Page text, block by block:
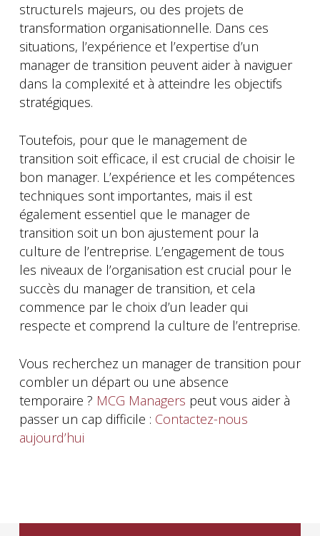
structurels majeurs, ou des projets de
transformation organisationnelle. Dans ces
situations, l’expérience et l’expertise d’un
manager de transition peuvent aider à naviguer
dans la complexité et à atteindre les objectifs
stratégiques.
Toutefois, pour que le management de
transition soit efficace, il est crucial de choisir le
bon manager. L’expérience et les compétences
techniques sont importantes, mais il est
également essentiel que le manager de
transition soit un bon ajustement pour la
culture de l’entreprise. L’engagement de tous
les niveaux de l’organisation est crucial pour le
succès du manager de transition, et cela
commence par le choix d’un leader qui
respecte et comprend la culture de l’entreprise.
Vous recherchez un manager de transition pour
combler un départ ou une absence
temporaire ? MCG Managers peut vous aider à
passer un cap difficile : Contactez-nous
aujourd’hui